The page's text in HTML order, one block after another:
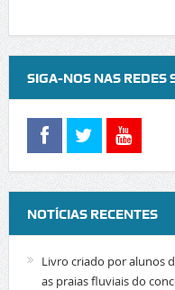
SIGA-NOS NAS REDES
NOTÍCIAS RECENTES
Livro criado por alunos
as praias fluviais do